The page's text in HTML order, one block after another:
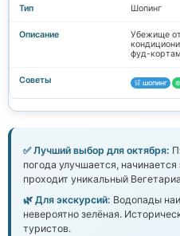
Шопинг
Убежище
фуд-
🛒 шопинг
✅ Лучший выбор для октября:
погода улучшается,
проходит уникальный
🌿 Для экскурсий: Водопады
невероятно зелёная.
туристов.